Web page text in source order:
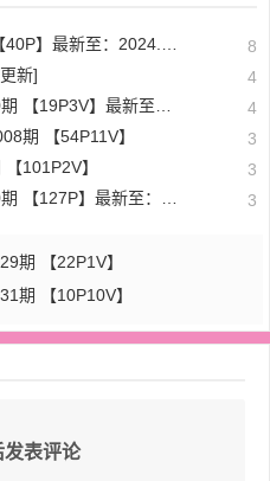
】最新至：2024.1.10 8
新] 4
】最新至：2025.5.26 4
期 【54P11V】 3
101P2V】 3
】最新至：2024.1.19 3
期 【22P1V】
期 【10P10V】
发表评论